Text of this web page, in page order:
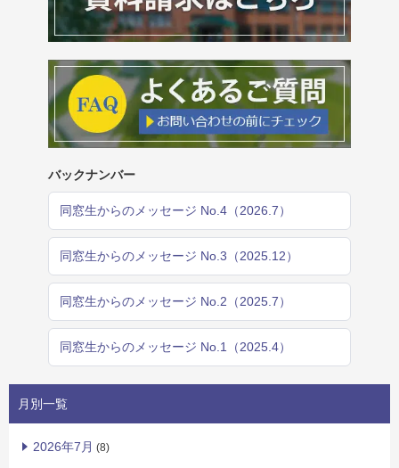
バックナンバー
同窓生からのメッセージ No.4（2026.7）
同窓生からのメッセージ No.3（2025.12）
同窓生からのメッセージ No.2（2025.7）
同窓生からのメッセージ No.1（2025.4）
月別一覧
2026年7月 (8)